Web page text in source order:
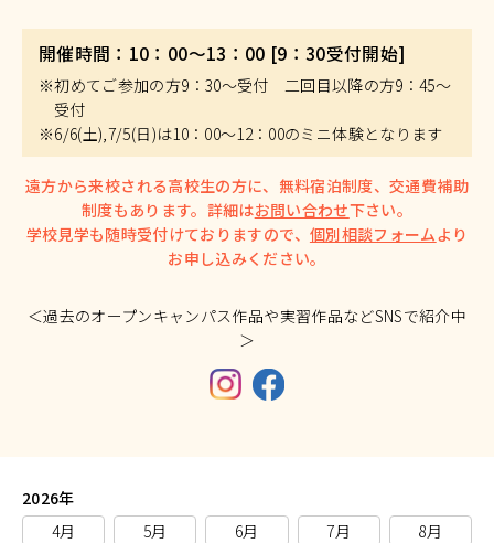
開催時間：10：00～13：00 [9：30受付開始]
※初めてご参加の方9：30～受付 二回目以降の方9：45～
受付
※6/6(土),7/5(日)は10：00～12：00のミニ体験となります
遠方から来校される高校生の方に、無料宿泊制度、交通費補助
制度もあります。詳細はお問い合わせ下さい。
学校見学も随時受付けておりますので、 個別相談フォームより
お申し込みください。
＜過去のオープンキャンパス作品や実習作品などSNSで紹介中
＞
2026年
4月
5月 6月 7月
8月